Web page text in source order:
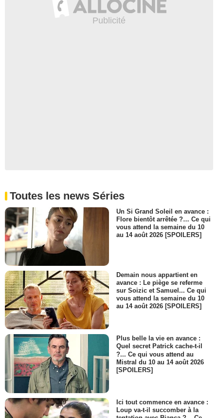
Toutes les news Séries
Un Si Grand Soleil en avance :
Flore bientôt arrêtée ?… Ce qui
vous attend la semaine du 10
au 14 août 2026 [SPOILERS]
Demain nous appartient en
avance : Le piège se referme
sur Soizic et Samuel... Ce qui
vous attend la semaine du 10
au 14 août 2026 [SPOILERS]
Plus belle la vie en avance :
Quel secret Patrick cache-t-il
?... Ce qui vous attend au
Mistral du 10 au 14 août 2026
[SPOILERS]
Ici tout commence en avance :
Loup va-t-il succomber à la